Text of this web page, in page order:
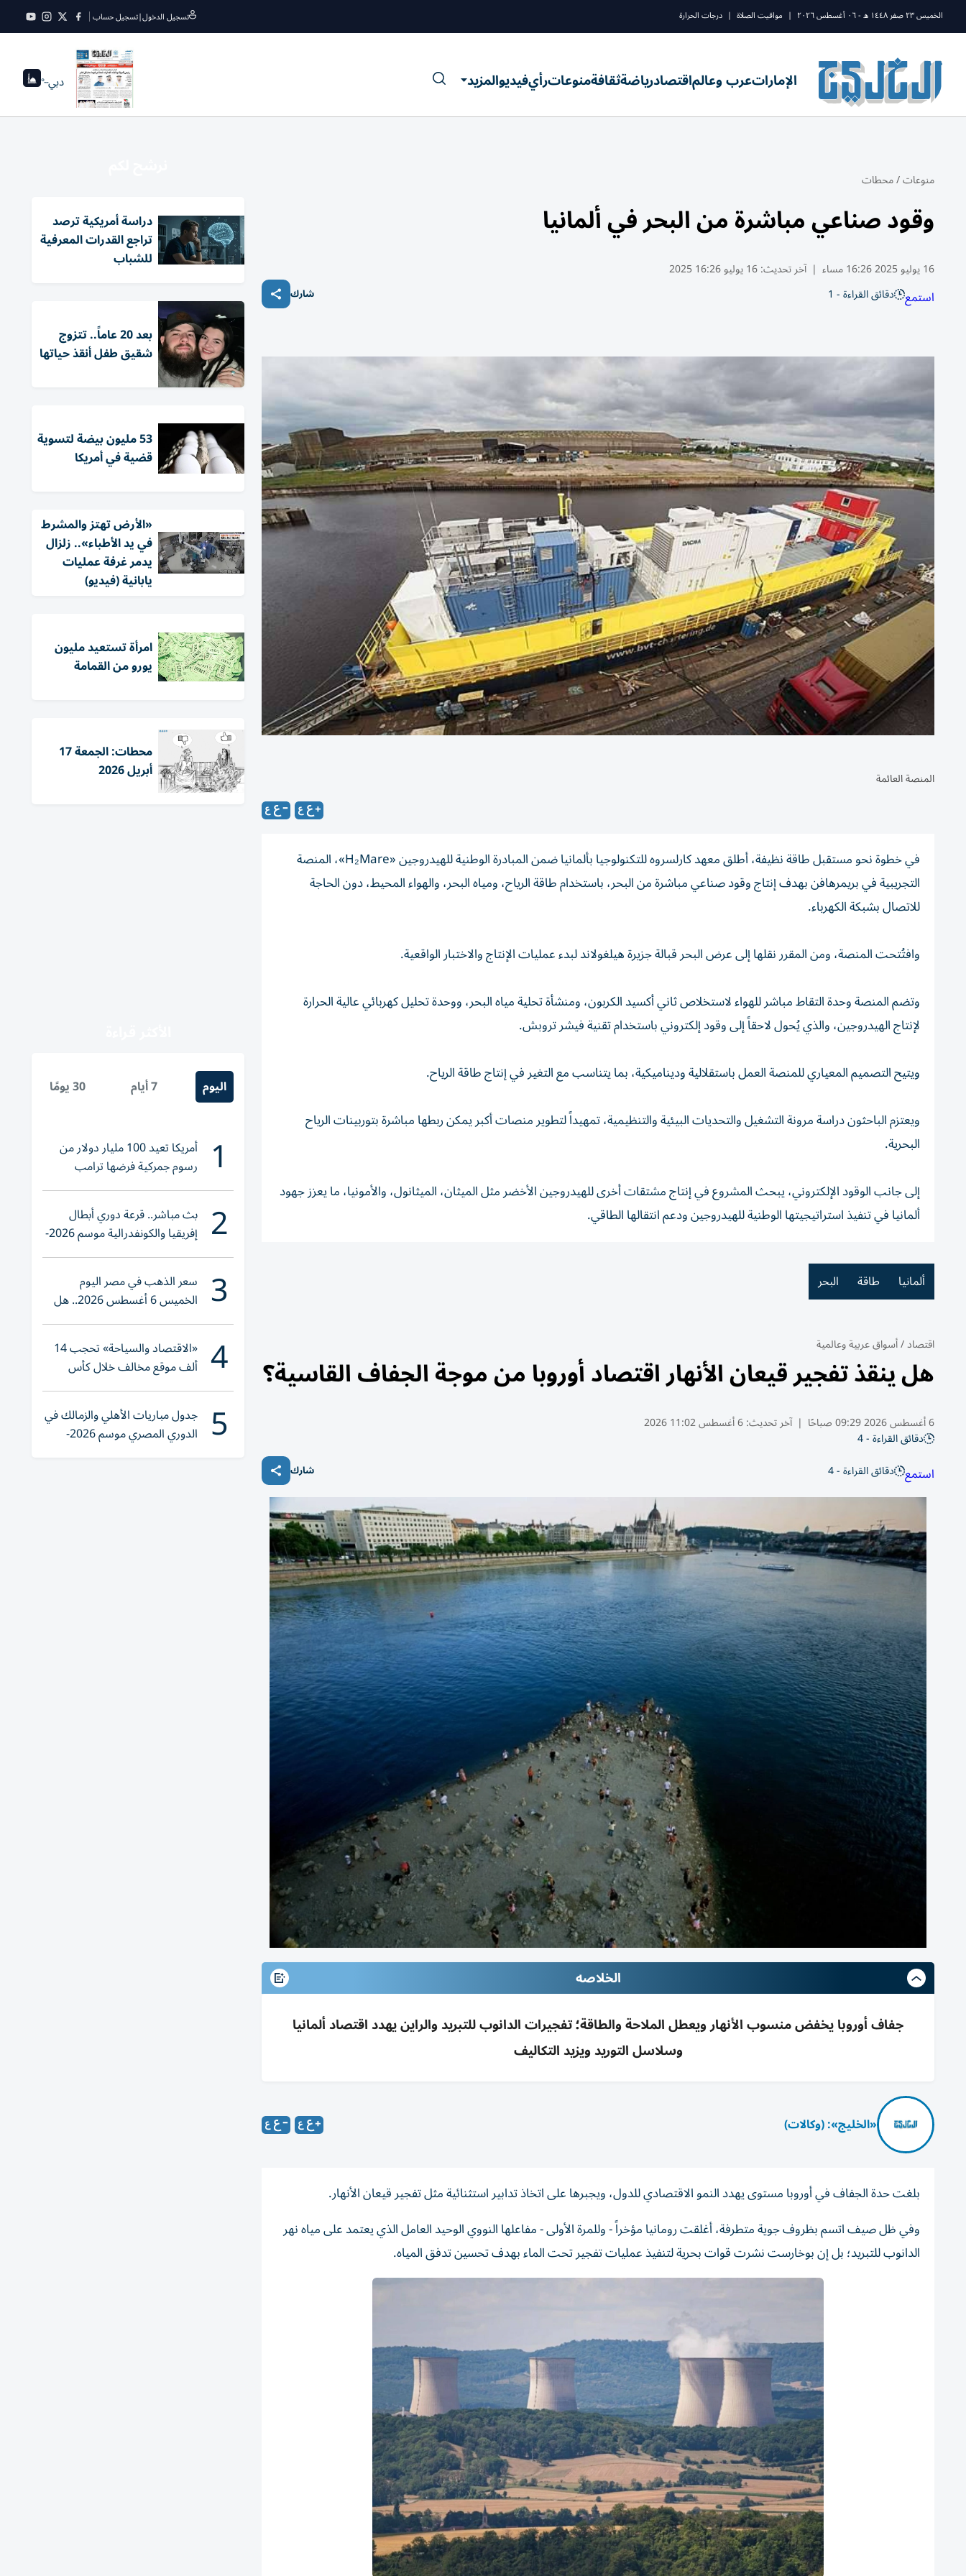
الخميس ٢٣ صفر ١٤٤٨ ه - ٠٦ أغسطس ٢٠٢٦ | مواقيت الصلاة | درجات الحرارة تسجيل الدخول|تسجيل حساب
الإماراتعرب وعالماقتصادرياضةثقافةمنوعاترأيفيديوالمزيد دبي--°
منوعات/محطات
وقود صناعي مباشرة من البحر في ألمانيا
16 يوليو 2025 16:26 مساء | آخر تحديث:16 يوليو 16:26 2025
استمع دقائق القراءة - 1 شارك
المنصة العائمة
في خطوة نحو مستقبل طاقة نظيفة، أطلق معهد كارلسروه للتكنولوجيا بألمانيا ضمن المبادرة الوطنية للهيدروجين «H₂Mare»، المنصة
التجريبية في بريمرهافن بهدف إنتاج وقود صناعي مباشرة من البحر، باستخدام طاقة الرياح، ومياه البحر، والهواء المحيط، دون الحاجة
للاتصال بشبكة الكهرباء.
وافتُتحت المنصة، ومن المقرر نقلها إلى عرض البحر قبالة جزيرة هيلغولاند لبدء عمليات الإنتاج والاختبار الواقعية.
وتضم المنصة وحدة التقاط مباشر للهواء لاستخلاص ثاني أكسيد الكربون، ومنشأة تحلية مياه البحر، ووحدة تحليل كهربائي عالية الحرارة
لإنتاج الهيدروجين، والذي يُحول لاحقاً إلى وقود إلكتروني باستخدام تقنية فيشر تروبش.
ويتيح التصميم المعياري للمنصة العمل باستقلالية وديناميكية، بما يتناسب مع التغير في إنتاج طاقة الرياح.
ويعتزم الباحثون دراسة مرونة التشغيل والتحديات البيئية والتنظيمية، تمهيداً لتطوير منصات أكبر يمكن ربطها مباشرة بتوربينات الرياح
البحرية.
إلى جانب الوقود الإلكتروني، يبحث المشروع في إنتاج مشتقات أخرى للهيدروجين الأخضر مثل الميثان، الميثانول، والأمونيا، ما يعزز جهود
ألمانيا في تنفيذ استراتيجيتها الوطنية للهيدروجين ودعم انتقالها الطاقي.
ألمانيا طاقة البحر
اقتصاد/أسواق عربية وعالمية
هل ينقذ تفجير قيعان الأنهار اقتصاد أوروبا من موجة الجفاف القاسية؟
6 أغسطس 2026 09:29 صباحًا | آخر تحديث:6 أغسطس 11:02 2026
دقائق القراءة - 4
استمع دقائق القراءة - 4 شارك
الخلاصه
جفاف أوروبا يخفض منسوب الأنهار ويعطل الملاحة والطاقة؛ تفجيرات الدانوب للتبريد والراين يهدد اقتصاد ألمانيا
وسلاسل التوريد ويزيد التكاليف
«الخليج»: (وكالات)
بلغت حدة الجفاف في أوروبا مستوى يهدد النمو الاقتصادي للدول، ويجبرها على اتخاذ تدابير استثنائية مثل تفجير قيعان الأنهار.
وفي ظل صيف اتسم بظروف جوية متطرفة، أغلقت رومانيا مؤخراً - وللمرة الأولى - مفاعلها النووي الوحيد العامل الذي يعتمد على مياه نهر
الدانوب للتبريد؛ بل إن بوخارست نشرت قوات بحرية لتنفيذ عمليات تفجير تحت الماء بهدف تحسين تدفق المياه.
دراسة أمريكية ترصد
تراجع القدرات المعرفية
للشباب
بعد 20 عاماً.. تتزوج
شقيق طفل أنقذ حياتها
53 مليون بيضة لتسوية
قضية في أمريكا
«الأرض تهتز والمشرط
في يد الأطباء».. زلزال
يدمر غرفة عمليات
يابانية (فيديو)
امرأة تستعيد مليون
يورو من القمامة
محطات: الجمعة 17
أبريل 2026
اليوم 7 أيام 30 يومًا
1 أمريكا تعيد 100 مليار دولار من
رسوم جمركية فرضها ترامب
2 بث مباشر.. قرعة دوري أبطال
إفريقيا والكونفدرالية موسم 2026-
2027
3 سعر الذهب في مصر اليوم
الخميس 6 أغسطس 2026.. هل
تنوي الشراء؟
4 «الاقتصاد والسياحة» تحجب 14
ألف موقع مخالف خلال كأس
العالم 2026
5 جدول مباريات الأهلي والزمالك في
الدوري المصري موسم 2026-